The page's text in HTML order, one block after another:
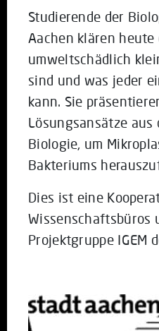
Studierende der
Aachen klären
umweltschädlich
sind und was jeder
kann. Sie
Lösungsansätze
Biologie, um
Bakteriums
Dies ist eine
Wissenschaftsbüros
Projektgruppe IGEM